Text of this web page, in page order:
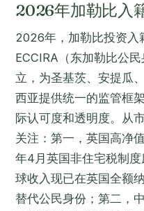
2026年加勒比入
2026年，加勒比投资入
ECCIRA（东加勒比公
立，为圣基茨、安提瓜
西亚提供统一的监管框
际认可度和透明度。从
关注：第一，英国高净
年4月英国非住宅税制
球收入现已在英国全额
替代公民身份；第二，